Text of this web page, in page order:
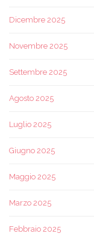
Dicembre 2025
Novembre 2025
Settembre 2025
Agosto 2025
Luglio 2025
Giugno 2025
Maggio 2025
Marzo 2025
Febbraio 2025